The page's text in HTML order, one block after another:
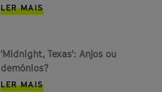
LER MAIS
'Midnight, Texas': Anjos ou
demónios?
LER MAIS